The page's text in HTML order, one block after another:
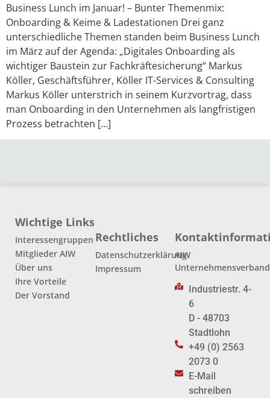
Business Lunch im Januar! – Bunter Themenmix:
Onboarding & Keime & Ladestationen Drei ganz
unterschiedliche Themen standen beim Business Lunch
im März auf der Agenda: „Digitales Onboarding als
wichtiger Baustein zur Fachkräftesicherung“ Markus
Köller, Geschäftsführer, Köller IT-Services & Consulting
Markus Köller unterstrich in seinem Kurzvortrag, dass
man Onboarding in den Unternehmen als langfristigen
Prozess betrachten […]
Wichtige Links
Interessengruppen
Mitglieder AIW
Über uns
Ihre Vorteile
Der Vorstand
Rechtliches
Datenschutzerklärung
Impressum
AIW
Unternehmensverband
Industriestr. 4-
6
D - 48703
Stadtlohn
+49 (0) 2563
2073 0
E-Mail
schreiben